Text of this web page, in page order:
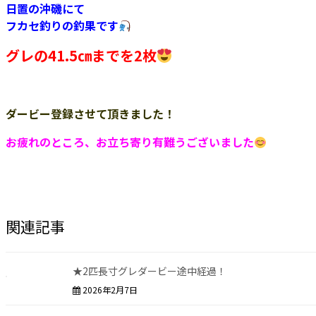
日置の沖磯にて
フカセ釣りの釣果です
グレの41.5㎝までを2枚
ダービー登録させて頂きました！
お疲れのところ、お立ち寄り有難うございました
関連記事
★2匹長寸グレダービー途中経過！
2026年2月7日